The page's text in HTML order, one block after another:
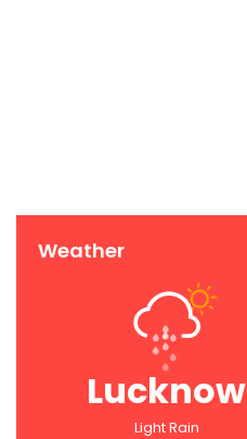
Weather
Lucknow
Light Rain